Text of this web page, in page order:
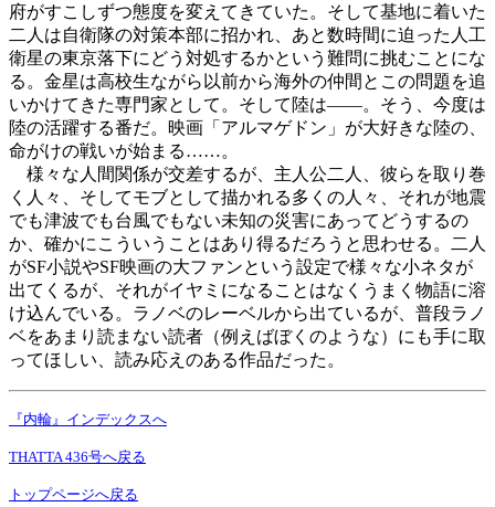
府がすこしずつ態度を変えてきていた。そして基地に着いた
二人は自衛隊の対策本部に招かれ、あと数時間に迫った人工
衛星の東京落下にどう対処するかという難問に挑むことにな
る。金星は高校生ながら以前から海外の仲間とこの問題を追
いかけてきた専門家として。そして陸は――。そう、今度は
陸の活躍する番だ。映画「アルマゲドン」が大好きな陸の、
命がけの戦いが始まる……。
様々な人間関係が交差するが、主人公二人、彼らを取り巻
く人々、そしてモブとして描かれる多くの人々、それが地震
でも津波でも台風でもない未知の災害にあってどうするの
か、確かにこういうことはあり得るだろうと思わせる。二人
がSF小説やSF映画の大ファンという設定で様々な小ネタが
出てくるが、それがイヤミになることはなくうまく物語に溶
け込んでいる。ラノベのレーベルから出ているが、普段ラノ
ベをあまり読まない読者（例えばぼくのような）にも手に取
ってほしい、読み応えのある作品だった。
『内輪』インデックスへ
THATTA 436号へ戻る
トップページへ戻る